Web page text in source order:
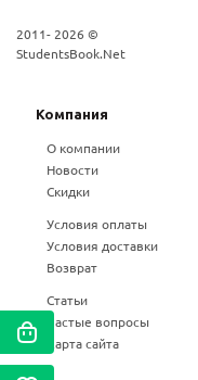
2011- 2026 ©
StudentsBook.Net
Компания
О компании
Новости
Скидки
Условия оплаты
Условия доставки
Возврат
Статьи
Частые вопросы
Карта сайта